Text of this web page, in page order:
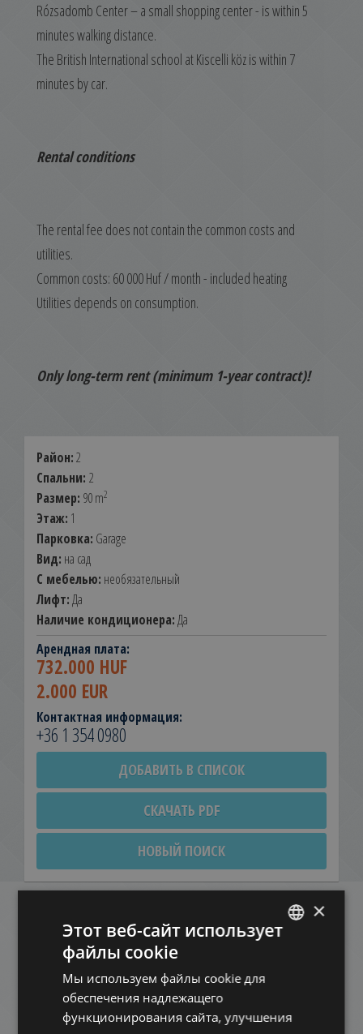
Rózsadomb Center – a small shopping center - is within 5
minutes walking distance.
The British International school at Kiscelli köz is within 7
minutes by car.
Rental conditions
The rental fee does not contain the common costs and
utilities.
Common costs: 60 000 Huf / month - included heating
Utilities depends on consumption.
Only long-term rent (minimum 1-year contract)!
Район:2
Спальни: 2
Размер: 90 m2
Этаж: 1
Парковка: Garage
Вид: на сад
С мебелью: необязательный
Лифт:Да
Наличие кондиционера:Да
Арендная плата:
732.000 HUF
2.000 EUR
Контактная информация:
+36 1 354 0980
ДОБАВИТЬ В СПИСОК
СКАЧАТЬ PDF
НОВЫЙ ПОИСК
Похожие квартиры вБудапеште
в этом же районе
ДОБАВИТЬ В СПИСОК
HUNGARIAN
×
Этот веб-сайт использует
файлы cookie
Мы используем файлы cookie для
обеспечения надлежащего
функционирования сайта, улучшения